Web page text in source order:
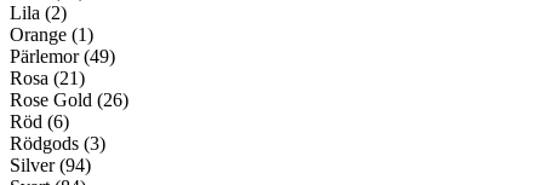
Lila (2)
Orange (1)
Pärlemor (49)
Rosa (21)
Rose Gold (26)
Röd (6)
Rödgods (3)
Silver (94)